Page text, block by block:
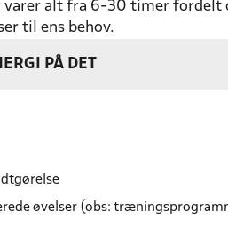
alt fra 6-30 timer fordelt
til ens behov.
PÅ DET
øvelser (obs: